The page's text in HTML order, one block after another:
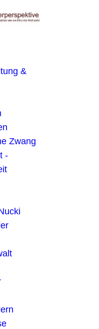
&
Zwang
-